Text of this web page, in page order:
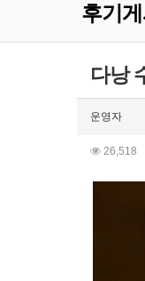
후기
다낭
운영자
26,518